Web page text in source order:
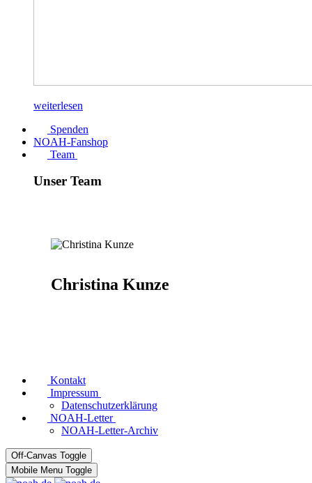
weiterlesen
Spenden
NOAH-Fanshop
Team
Unser Team
Christina Kunze
Kontakt
Impressum
Datenschutzerklärung
NOAH-Letter
NOAH-Letter-Archiv
Off-Canvas Toggle
Mobile Menu Toggle